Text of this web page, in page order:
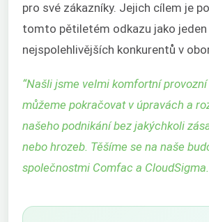
pro své zákazníky. Jejich cílem je
tomto pětiletém odkazu jako jeden
nejspolehlivějších konkurentů v
“Našli jsme velmi komfortní provozní
můžeme pokračovat v úpravách a
našeho podnikání bez jakýchkoli
nebo hrozeb. Těšíme se na naše
společnostmi Comfac a CloudSigma.